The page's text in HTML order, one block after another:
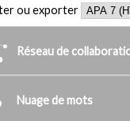
ou exporter
Réseau de
Nuage de mots